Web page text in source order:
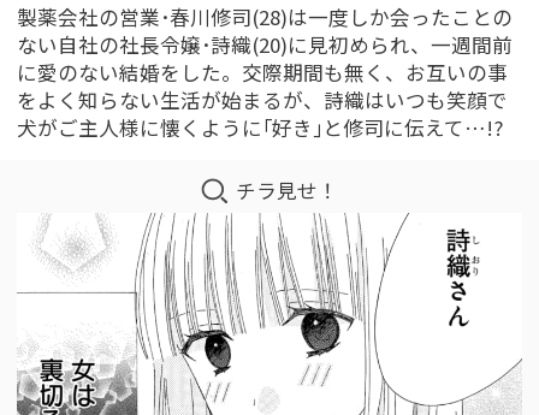
製薬会社の営業･春川修司(28)は一度しか会ったことの
ない自社の社長令嬢･詩織(20)に見初められ、一週間前
に愛のない結婚をした。交際期間も無く、お互いの事
をよく知らない生活が始まるが、詩織はいつも笑顔で
犬がご主人様に懐くように｢好き｣と修司に伝えて…!?
チラ見せ！